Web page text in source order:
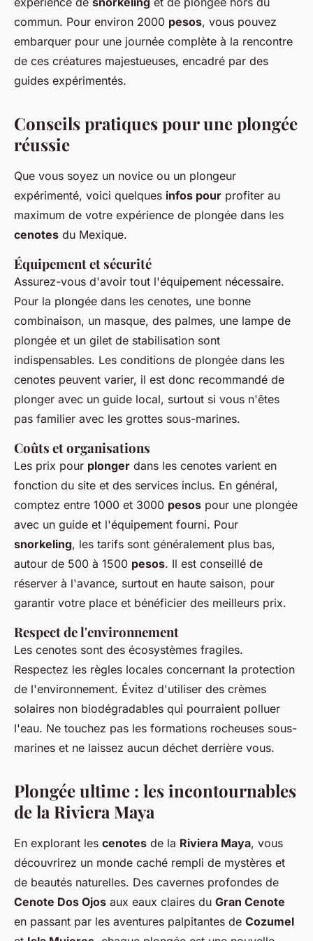
commun. Pour environ 2000 pesos, vous pouvez
embarquer pour une journée complète à la rencontre
de ces créatures majestueuses, encadré par des
guides expérimentés.
Conseils pratiques pour une plongée
réussie
Que vous soyez un novice ou un plongeur
expérimenté, voici quelques infos pour profiter au
maximum de votre expérience de plongée dans les
cenotes du Mexique.
Équipement et sécurité
Assurez-vous d'avoir tout l'équipement nécessaire.
Pour la plongée dans les cenotes, une bonne
combinaison, un masque, des palmes, une lampe de
plongée et un gilet de stabilisation sont
indispensables. Les conditions de plongée dans les
cenotes peuvent varier, il est donc recommandé de
plonger avec un guide local, surtout si vous n'êtes
pas familier avec les grottes sous-marines.
Coûts et organisations
Les prix pour plonger dans les cenotes varient en
fonction du site et des services inclus. En général,
comptez entre 1000 et 3000 pesos pour une plongée
avec un guide et l'équipement fourni. Pour
snorkeling, les tarifs sont généralement plus bas,
autour de 500 à 1500 pesos. Il est conseillé de
réserver à l'avance, surtout en haute saison, pour
garantir votre place et bénéficier des meilleurs prix.
Respect de l'environnement
Les cenotes sont des écosystèmes fragiles.
Respectez les règles locales concernant la protection
de l'environnement. Évitez d'utiliser des crèmes
solaires non biodégradables qui pourraient polluer
l'eau. Ne touchez pas les formations rocheuses sous-
marines et ne laissez aucun déchet derrière vous.
Plongée ultime : les incontournables
de la Riviera Maya
En explorant les cenotes de la Riviera Maya, vous
découvrirez un monde caché rempli de mystères et
de beautés naturelles. Des cavernes profondes de
Cenote Dos Ojos aux eaux claires du Gran Cenote
en passant par les aventures palpitantes de Cozumel